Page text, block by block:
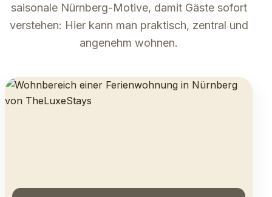
saisonale Nürnberg-Motive, damit Gäste sofort
verstehen: Hier kann man praktisch, zentral und
angenehm wohnen.